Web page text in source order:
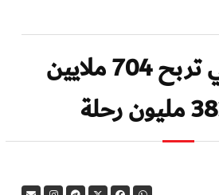
"سالك" دبي تربح 704 ملايين